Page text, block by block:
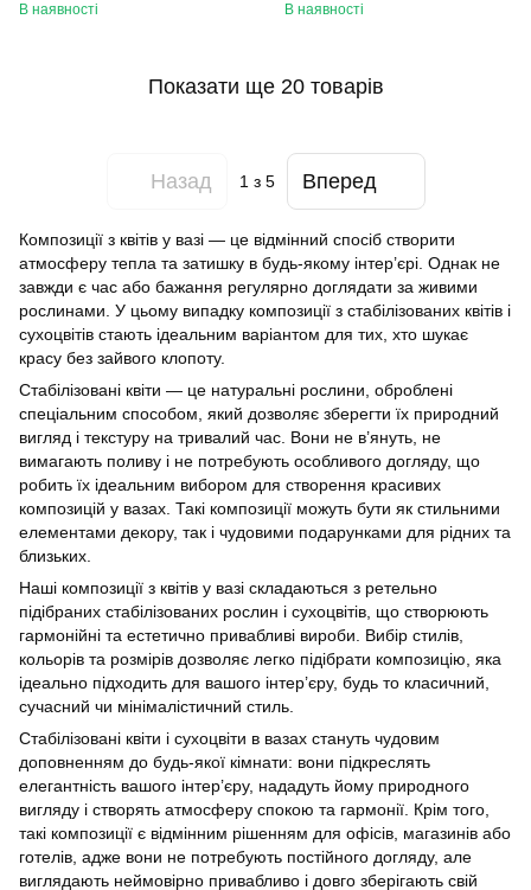
В наявності В наявності
Показати ще 20 товарів
Назад 1 з 5 Вперед
Композиції з квітів у вазі — це відмінний спосіб створити
атмосферу тепла та затишку в будь-якому інтер’єрі. Однак не
завжди є час або бажання регулярно доглядати за живими
рослинами. У цьому випадку композиції з стабілізованих квітів і
сухоцвітів стають ідеальним варіантом для тих, хто шукає
красу без зайвого клопоту.
Стабілізовані квіти — це натуральні рослини, оброблені
спеціальним способом, який дозволяє зберегти їх природний
вигляд і текстуру на тривалий час. Вони не в’януть, не
вимагають поливу і не потребують особливого догляду, що
робить їх ідеальним вибором для створення красивих
композицій у вазах. Такі композиції можуть бути як стильними
елементами декору, так і чудовими подарунками для рідних та
близьких.
Наші композиції з квітів у вазі складаються з ретельно
підібраних стабілізованих рослин і сухоцвітів, що створюють
гармонійні та естетично привабливі вироби. Вибір стилів,
кольорів та розмірів дозволяє легко підібрати композицію, яка
ідеально підходить для вашого інтер’єру, будь то класичний,
сучасний чи мінімалістичний стиль.
Стабілізовані квіти і сухоцвіти в вазах стануть чудовим
доповненням до будь-якої кімнати: вони підкреслять
елегантність вашого інтер’єру, нададуть йому природного
вигляду і створять атмосферу спокою та гармонії. Крім того,
такі композиції є відмінним рішенням для офісів, магазинів або
готелів, адже вони не потребують постійного догляду, але
виглядають неймовірно привабливо і довго зберігають свій